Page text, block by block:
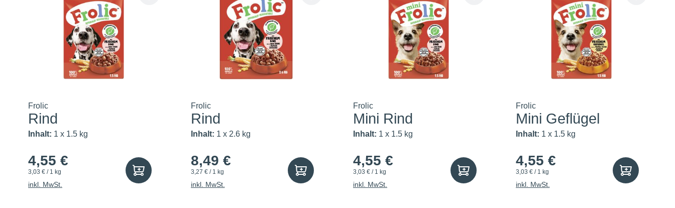
Frolic
Rind
Inhalt: 1 x 1.5 kg
4,55 €
3,03 € / 1 kg
inkl. MwSt.
Frolic
Rind
Inhalt: 1 x 2.6 kg
8,49 €
3,27 € / 1 kg
inkl. MwSt.
Frolic
Mini Rind
Inhalt: 1 x 1.5 kg
4,55 €
3,03 € / 1 kg
inkl. MwSt.
Frolic
Mini Geflügel
Inhalt: 1 x 1.5 kg
4,55 €
3,03 € / 1 kg
inkl. MwSt.